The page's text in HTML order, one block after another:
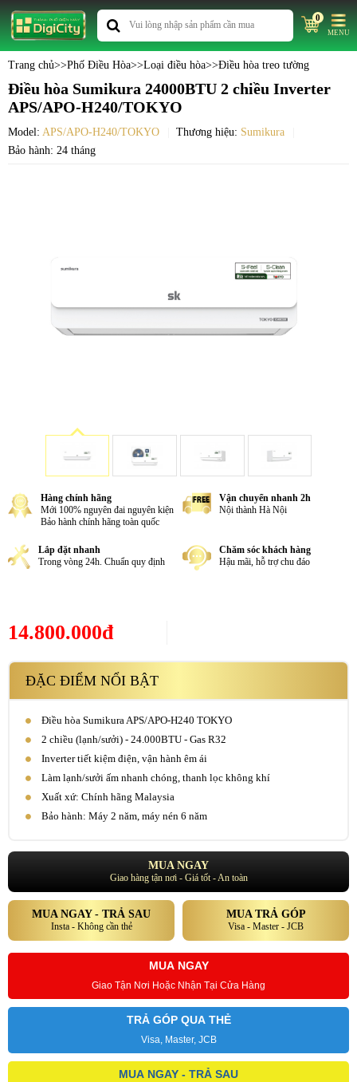
0
MENU
Trang chủ>>Phố Điều Hòa>>Loại điều hòa>>Điều hòa treo tường
Điều hòa Sumikura 24000BTU 2 chiều Inverter
APS/APO-H240/TOKYO
Model: APS/APO-H240/TOKYO Thương hiệu: Sumikura
Bảo hành: 24 tháng
Hàng chính hãng
Mới 100% nguyên đai nguyên kiện
Bảo hành chính hãng toàn quốc
Vận chuyển nhanh 2h
Nội thành Hà Nội
Lắp đặt nhanh
Trong vòng 24h. Chuẩn quy định
Chăm sóc khách hàng
Hậu mãi, hỗ trợ chu đáo
14.800.000đ
ĐẶC ĐIỂM NỔI BẬT
Điều hòa Sumikura APS/APO-H240 TOKYO
2 chiều (lạnh/sưởi) - 24.000BTU - Gas R32
Inverter tiết kiệm điện, vận hành êm ái
Làm lạnh/sưởi ấm nhanh chóng, thanh lọc không khí
Xuất xứ: Chính hãng Malaysia
Bảo hành: Máy 2 năm, máy nén 6 năm
MUA NGAY
Giao hàng tận nơi - Giá tốt - An toàn
MUA NGAY - TRẢ SAU
Insta - Không cần thẻ
MUA TRẢ GÓP
Visa - Master - JCB
MUA NGAY
Giao Tận Nơi Hoặc Nhận Tại Cửa Hàng
TRẢ GÓP QUA THẺ
Visa, Master, JCB
MUA NGAY - TRẢ SAU